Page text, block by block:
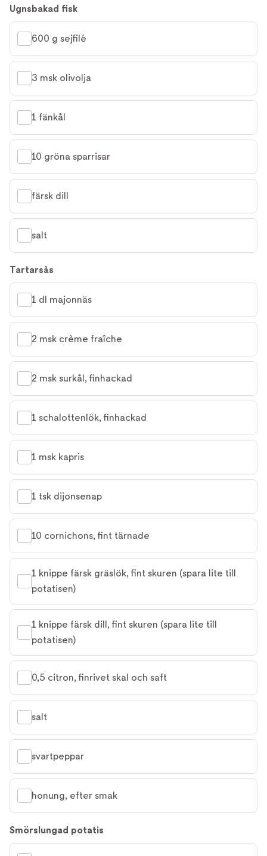
Ugnsbakad fisk
600 g sejfilé
3 msk olivolja
1 fänkål
10 gröna sparrisar
färsk dill
salt
Tartarsås
1 dl majonnäs
2 msk crème fraîche
2 msk surkål, finhackad
1 schalottenlök, finhackad
1 msk kapris
1 tsk dijonsenap
10 cornichons, fint tärnade
1 knippe färsk gräslök, fint skuren (spara lite till
potatisen)
1 knippe färsk dill, fint skuren (spara lite till
potatisen)
0,5 citron, finrivet skal och saft
salt
svartpeppar
honung, efter smak
Smörslungad potatis